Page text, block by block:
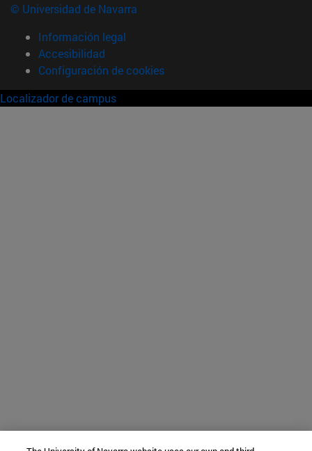
© Universidad de Navarra
Información legal
Accesibilidad
Configuración de cookies
Localizador de campus